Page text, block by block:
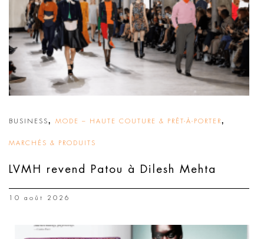
BUSINESS, MODE – HAUTE COUTURE & PRÊT-À-PORTER,
MARCHÉS & PRODUITS
LVMH revend Patou à Dilesh Mehta
10 août 2026